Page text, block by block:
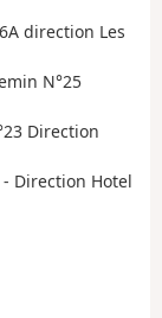
direction Les
N°25
Direction
Direction Hotel